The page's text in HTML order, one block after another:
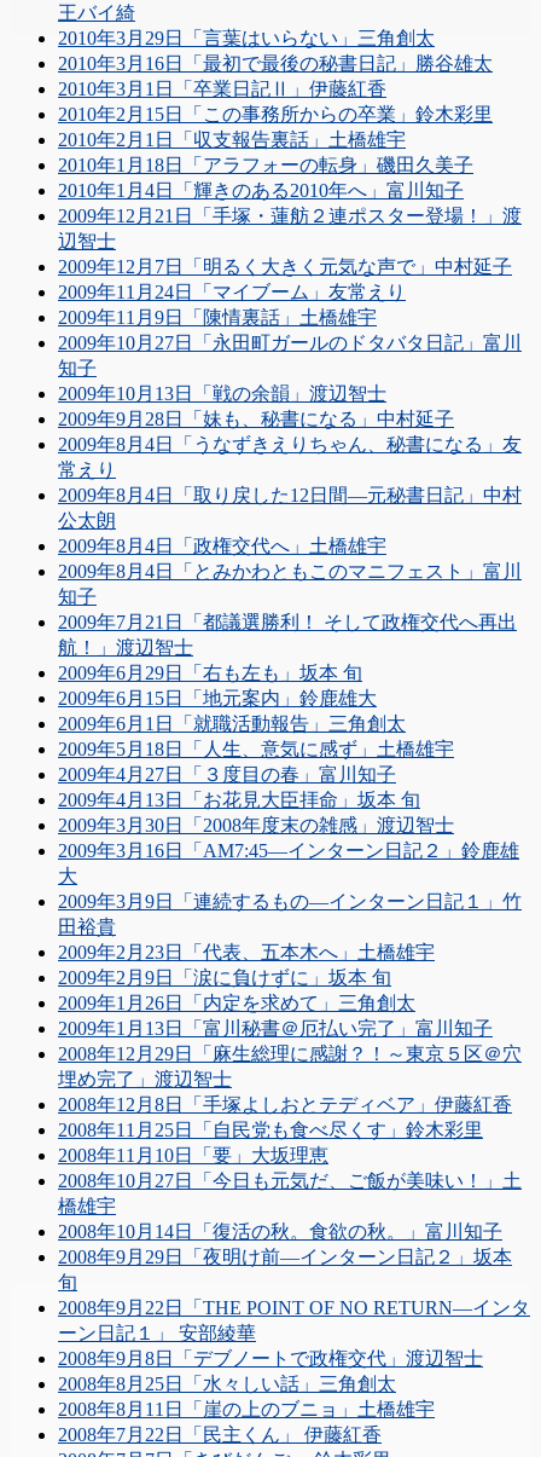
王バイ綺
2010年3月29日「言葉はいらない」三角創太
2010年3月16日「最初で最後の秘書日記」勝谷雄太
2010年3月1日「卒業日記Ⅱ」伊藤紅香
2010年2月15日「この事務所からの卒業」鈴木彩里
2010年2月1日「収支報告裏話」土橋雄宇
2010年1月18日「アラフォーの転身」磯田久美子
2010年1月4日「輝きのある2010年へ」富川知子
2009年12月21日「手塚・蓮舫２連ポスター登場！」渡
辺智士
2009年12月7日「明るく大きく元気な声で」中村延子
2009年11月24日「マイブーム」友常えり
2009年11月9日「陳情裏話」土橋雄宇
2009年10月27日「永田町ガールのドタバタ日記」富川
知子
2009年10月13日「戦の余韻」渡辺智士
2009年9月28日「妹も、秘書になる」中村延子
2009年8月4日「うなずきえりちゃん、秘書になる」友
常えり
2009年8月4日「取り戻した12日間―元秘書日記」中村
公太朗
2009年8月4日「政権交代へ」土橋雄宇
2009年8月4日「とみかわともこのマニフェスト」富川
知子
2009年7月21日「都議選勝利！ そして政権交代へ再出
航！」渡辺智士
2009年6月29日「右も左も」坂本 旬
2009年6月15日「地元案内」鈴鹿雄大
2009年6月1日「就職活動報告」三角創太
2009年5月18日「人生、意気に感ず」土橋雄宇
2009年4月27日「３度目の春」富川知子
2009年4月13日「お花見大臣拝命」坂本 旬
2009年3月30日「2008年度末の雑感」渡辺智士
2009年3月16日「AM7:45―インターン日記２」鈴鹿雄
大
2009年3月9日「連続するもの―インターン日記１」竹
田裕貴
2009年2月23日「代表、五本木へ」土橋雄宇
2009年2月9日「涙に負けずに」坂本 旬
2009年1月26日「内定を求めて」三角創太
2009年1月13日「富川秘書＠厄払い完了」富川知子
2008年12月29日「麻生総理に感謝？！～東京５区＠穴
埋め完了」渡辺智士
2008年12月8日「手塚よしおとテディベア」伊藤紅香
2008年11月25日「自民党も食べ尽くす」鈴木彩里
2008年11月10日「要」大坂理恵
2008年10月27日「今日も元気だ、ご飯が美味い！」土
橋雄宇
2008年10月14日「復活の秋。食欲の秋。」富川知子
2008年9月29日「夜明け前―インターン日記２」坂本
旬
2008年9月22日「THE POINT OF NO RETURN―インタ
ーン日記１」 安部綾華
2008年9月8日「デブノートで政権交代」渡辺智士
2008年8月25日「水々しい話」三角創太
2008年8月11日「崖の上のブニョ」土橋雄宇
2008年7月22日「民主くん」 伊藤紅香